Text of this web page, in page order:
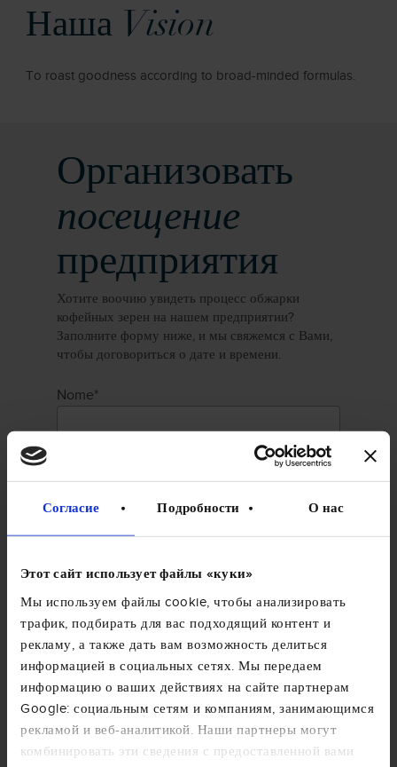
Согласие Подробности О нас
Этот сайт использует файлы «куки»
Мы используем файлы cookie, чтобы анализировать
трафик, подбирать для вас подходящий контент и
рекламу, а также дать вам возможность делиться
информацией в социальных сетях. Мы передаем
информацию о ваших действиях на сайте партнерам
Google: социальным сетям и компаниям, занимающимся
рекламой и веб-аналитикой. Наши партнеры могут
комбинировать эти сведения с предоставленной вами
Наша Vision
To roast goodness according to broad-minded formulas.
Организовать
посещение
предприятия
Хотите воочию увидеть процесс обжарки
кофейных зерен на нашем предприятии?
Заполните форму ниже, и мы свяжемся с Вами,
чтобы договориться о дате и времени.
Nome*
Cognome*
Email*
Telefono